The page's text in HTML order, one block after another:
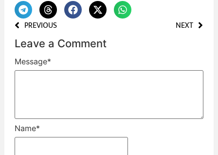
PREVIOUS NEXT
Leave a Comment
Message*
Name*